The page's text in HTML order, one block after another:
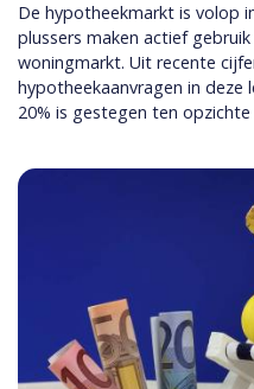
De hypotheekmarkt is volop
plussers maken actief
woningmarkt. Uit recente
hypotheekaanvragen in
20% is gestegen ten